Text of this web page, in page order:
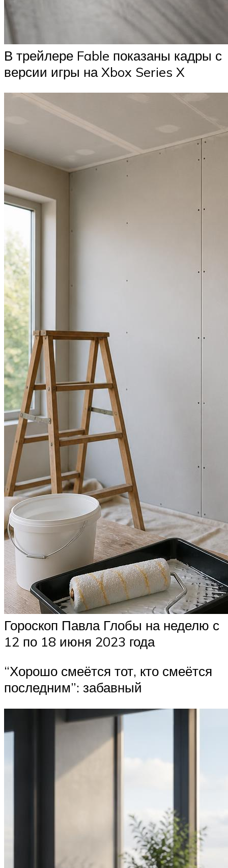
В трейлере Fable показаны кадры с
версии игры на Xbox Series X
Гороскоп Павла Глобы на неделю с
12 по 18 июня 2023 года
“Хорошо смеётся тот, кто смеётся
последним”: забавный